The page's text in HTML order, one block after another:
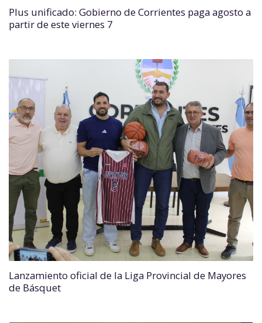
Plus unificado: Gobierno de Corrientes paga agosto a
partir de este viernes 7
Lanzamiento oficial de la Liga Provincial de Mayores
de Básquet